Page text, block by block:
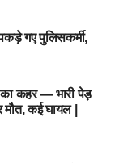
गए पुलिसकर्मी,
कहर — भारी पेड़
कई घायल |